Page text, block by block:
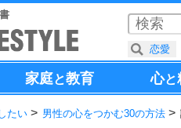
家庭と教育 心と
たい 男性の心をつかむ30の方法
恋愛